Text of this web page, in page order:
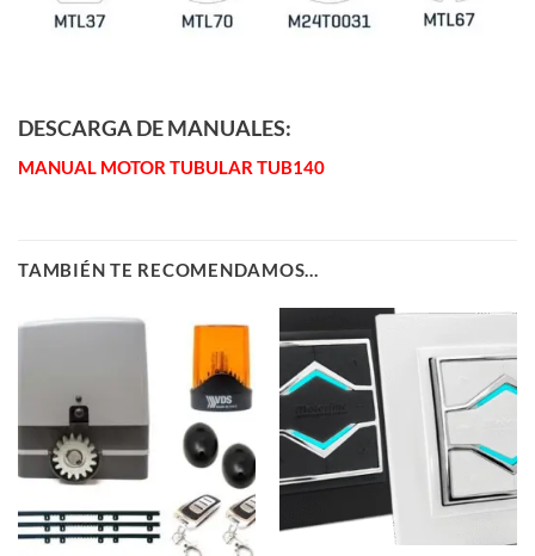
DESCARGA DE MANUALES:
MANUAL MOTOR TUBULAR TUB140
TAMBIÉN TE RECOMENDAMOS…